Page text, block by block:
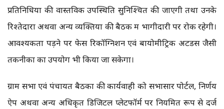
प्रतिनिधियों की वास्तविक उपस्थिति सुनिश्चित की जाएगी तथा उनके
रिश्तेदारों अथवा अन्य व्यक्तियों की बैठक में भागीदारी पर रोक रहेगी।
आवश्यकता पड़ने पर फेस रिकॉग्निशन एवं बायोमीट्रिक अटेंडेंस जैसी
तकनीकों का उपयोग भी किया जा सकेगा।
ग्राम सभा एवं पंचायत बैठकों की कार्यवाही को सभासार पोर्टल, निर्णय
ऐप अथवा अन्य अधिकृत डिजिटल प्लेटफॉर्म पर नियमित रूप से दर्ज